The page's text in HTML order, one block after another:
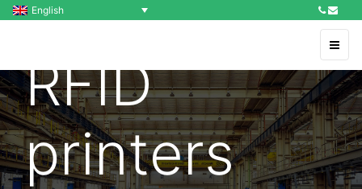
English
RFID
printers